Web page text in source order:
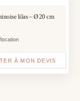
lilas – Ø 20 cm
À MON DEVIS